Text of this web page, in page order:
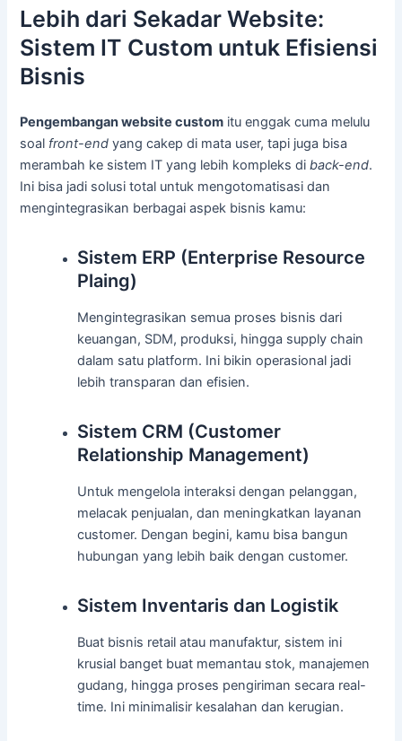
Lebih dari Sekadar Website:
Sistem IT Custom untuk Efisiensi
Bisnis
Pengembangan website custom itu enggak cuma melulu
soal front-end yang cakep di mata user, tapi juga bisa
merambah ke sistem IT yang lebih kompleks diback-end.
Ini bisa jadi solusi total untuk mengotomatisasi dan
mengintegrasikan berbagai aspek bisnis kamu:
Sistem ERP (Enterprise Resource
Plaing)
Mengintegrasikan semua proses bisnis dari
keuangan, SDM, produksi, hingga supply chain
dalam satu platform. Ini bikin operasional jadi
lebih transparan dan efisien.
Sistem CRM (Customer
Relationship Management)
Untuk mengelola interaksi dengan pelanggan,
melacak penjualan, dan meningkatkan layanan
customer. Dengan begini, kamu bisa bangun
hubungan yang lebih baik dengan customer.
Sistem Inventaris dan Logistik
Buat bisnis retail atau manufaktur, sistem ini
krusial banget buat memantau stok, manajemen
gudang, hingga proses pengiriman secara real-
time. Ini minimalisir kesalahan dan kerugian.